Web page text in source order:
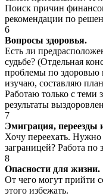
Поиск причин
рекомендации по
6
Вопросы здоровья.
Есть ли
судьбе? (Отдельная
проблемы по здоровью
изучаю, составляю
Работаю только с теми
результаты
7
Эмиграция, переезды
Хочу переехать.
заграницей? Работа по
8
Опасности для жизни.
От чего могут прийти
этого избежать.